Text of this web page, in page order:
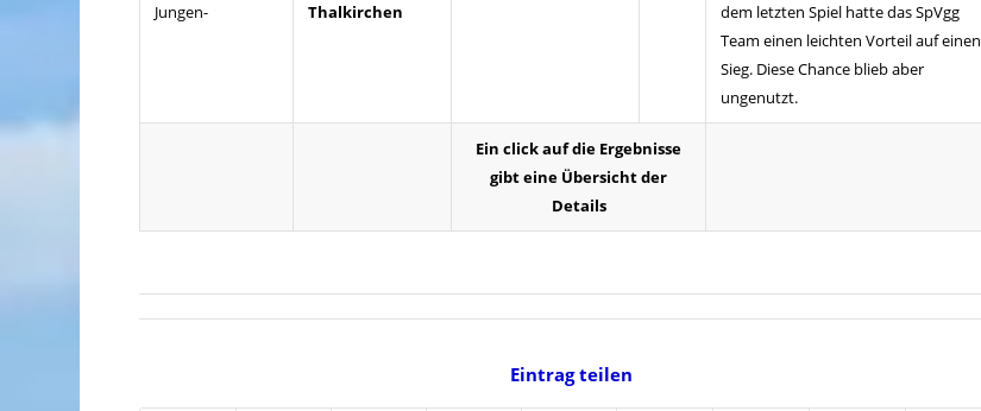
Jungen-
Thalkirchen
dem letzten Spiel hatte das SpVgg
Team einen leichten Vorteil auf einen
Sieg. Diese Chance blieb aber
ungenutzt.
Ein click auf die Ergebnisse
gibt eine Übersicht der
Details
Eintrag teilen